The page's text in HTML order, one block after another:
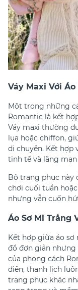
Váy Maxi Với Áo
Một trong những
Romantic l`à kết
Váy maxi thường
lụa hoặc chiffon,
di chuyển. Kết hợp
tinh tế và lãng
Bộ trang phục này
chơi cuối tuần
nhưng vẫn cuốn
Áo Sơ Mi Trắng
Kết hợp giữa áo sơ
đồ đơn giản
của phong cách
điển, thanh lịch
trang phục khác